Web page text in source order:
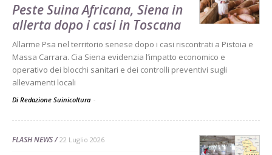
Peste Suina Africana, Siena in
allerta dopo i casi in Toscana
Allarme Psa nel territorio senese dopo i casi riscontrati a Pistoia e
Massa Carrara. Cia Siena evidenzia l’impatto economico e
operativo dei blocchi sanitari e dei controlli preventivi sugli
allevamenti locali
Di Redazione Suinicoltura -
FLASH NEWS 22 Luglio 2026